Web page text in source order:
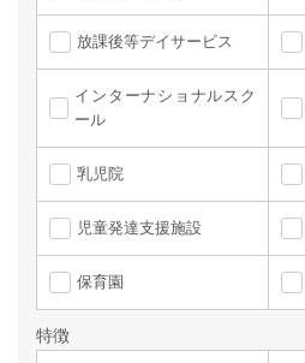
放課後等デイサービス
インターナショナルスク
ール
乳児院
児童発達支援施設
保育園
特徴